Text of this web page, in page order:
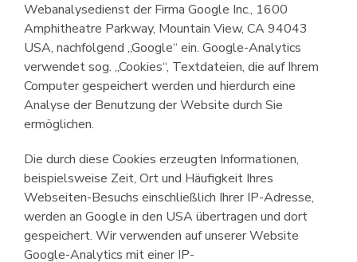
Webanalysedienst der Firma Google Inc., 1600
Amphitheatre Parkway, Mountain View, CA 94043
USA, nachfolgend „Google“ ein. Google-Analytics
verwendet sog. „Cookies“, Textdateien, die auf Ihrem
Computer gespeichert werden und hierdurch eine
Analyse der Benutzung der Website durch Sie
ermöglichen.
Die durch diese Cookies erzeugten Informationen,
beispielsweise Zeit, Ort und Häufigkeit Ihres
Webseiten-Besuchs einschließlich Ihrer IP-Adresse,
werden an Google in den USA übertragen und dort
gespeichert. Wir verwenden auf unserer Website
Google-Analytics mit einer IP-